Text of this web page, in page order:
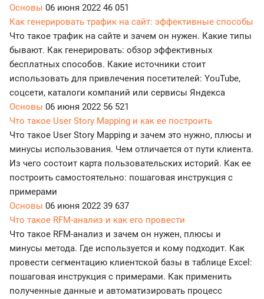
Основы 06 июня 2022 46 051
Как генерировать трафик на сайт: эффективные способы
Что такое трафик на сайте и зачем он нужен. Какие типы
бывают. Как генерировать: обзор эффективных
бесплатных способов. Какие источники стоит
использовать для привлечения посетителей: YouTube,
соцсети, каталоги компаний или сервисы Яндекса
Основы 06 июня 2022 56 521
Что такое User Story Mapping и как ее построить
Что такое User Story Mapping и зачем это нужно, плюсы и
минусы использования. Чем отличается от пути клиента.
Из чего состоит карта пользовательских историй. Как ее
построить самостоятельно: пошаговая инструкция с
примерами
Основы 06 июня 2022 39 637
Что такое RFM-анализ и как его провести
Что такое RFM-анализ и зачем он нужен, плюсы и
минусы метода. Где используется и кому подходит. Как
провести сегментацию клиентской базы в таблице Excel:
пошаговая инструкция с примерами. Как применить
полученные данные и автоматизировать процесс